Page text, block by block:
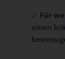
✓ Für
einen